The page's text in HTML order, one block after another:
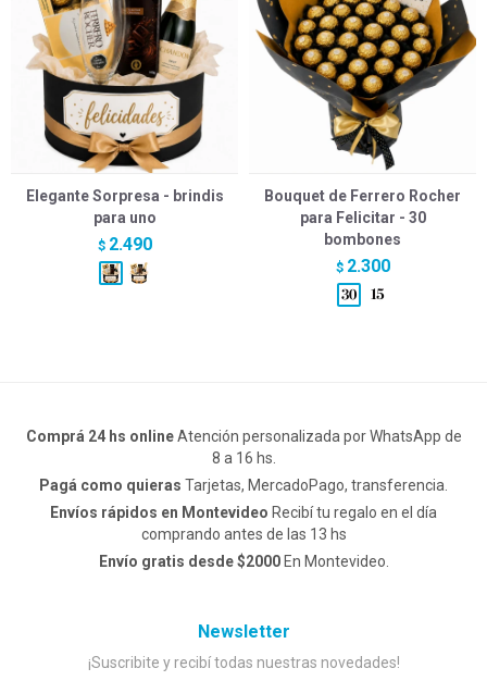
Elegante Sorpresa - brindis
para uno
$ 2.490
Bouquet de Ferrero Rocher
para Felicitar - 30
bombones
$ 2.300
Comprá 24 hs onlineAtención personalizada por WhatsApp de
8 a 16 hs.
Pagá como quieras Tarjetas, MercadoPago, transferencia.
Envíos rápidos en Montevideo Recibí tu regalo en el día
comprando antes de las 13 hs
Envío gratis desde $2000En Montevideo.
Newsletter
¡Suscribite y recibí todas nuestras novedades!